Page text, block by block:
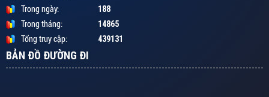
Trong ngày: 188
Trong tháng: 14865
Tổng truy cập: 439131
BẢN ĐỒ ĐƯỜNG ĐI